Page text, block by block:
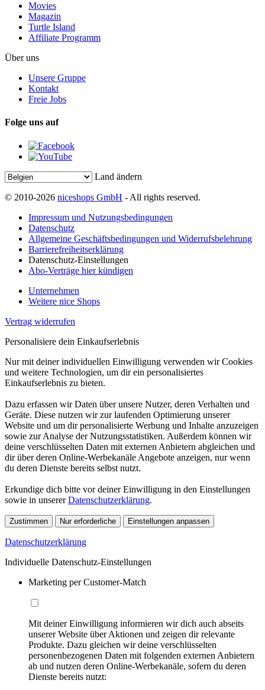
Movies
Magazin
Turtle Island
Affiliate Programm
Über uns
Unsere Gruppe
Kontakt
Freie Jobs
Folge uns auf
Land ändern
© 2010-2026 niceshops GmbH - All rights reserved.
Impressum und Nutzungsbedingungen
Datenschutz
Allgemeine Geschäftsbedingungen und Widerrufsbelehrung
Barrierefreiheitserklärung
Datenschutz-Einstellungen
Abo-Verträge hier kündigen
Unternehmen
Weitere nice Shops
Vertrag widerrufen
Personalisiere dein Einkaufserlebnis
Nur mit deiner individuellen Einwilligung verwenden wir Cookies
und weitere Technologien, um dir ein personalisiertes
Einkaufserlebnis zu bieten.
Dazu erfassen wir Daten über unsere Nutzer, deren Verhalten und
Geräte. Diese nutzen wir zur laufenden Optimierung unserer
Website und um dir personalisierte Werbung und Inhalte anzuzeigen
sowie zur Analyse der Nutzungsstatistiken. Außerdem können wir
deine verschlüsselten Daten mit externen Anbietern abgleichen und
dir über deren Online-Werbekanäle Angebote anzeigen, nur wenn
du deren Dienste bereits selbst nutzt.
Erkundige dich bitte vor deiner Einwilligung in den Einstellungen
sowie in unsererDatenschutzerklärung.
Zustimmen Nur erforderliche Einstellungen anpassen
Datenschutzerklärung
Individuelle Datenschutz-Einstellungen
Marketing per Customer-Match
Mit deiner Einwilligung informieren wir dich auch abseits
unserer Website über Aktionen und zeigen dir relevante
Produkte. Dazu gleichen wir deine verschlüsselten
personenbezogenen Daten mit folgenden externen Anbietern
ab und nutzen deren Online-Werbekanäle, sofern du deren
Dienste bereits nutzt: